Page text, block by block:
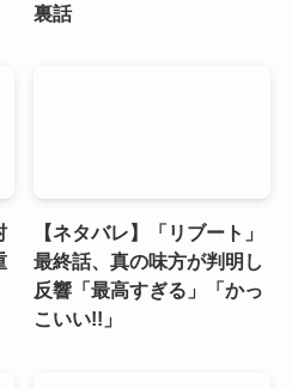
裏話
【ネタバレ】「リブート」
最終話、真の味方が判明し
反響「最高すぎる」「かっ
こいい!!」